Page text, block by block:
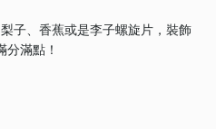
子、香蕉或是李子螺旋片，裝飾
滿點！